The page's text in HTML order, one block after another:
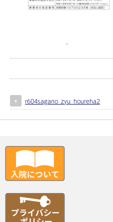
r604sagano_zyu_houreha2